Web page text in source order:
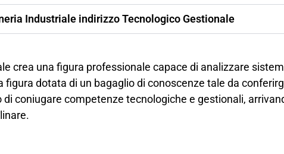
Industriale indirizzo Tecnologico Gestionale
crea una figura professionale capace di analizzare
figura dotata di un bagaglio di conoscenze tale da
coniugare competenze tecnologiche e gestionali,